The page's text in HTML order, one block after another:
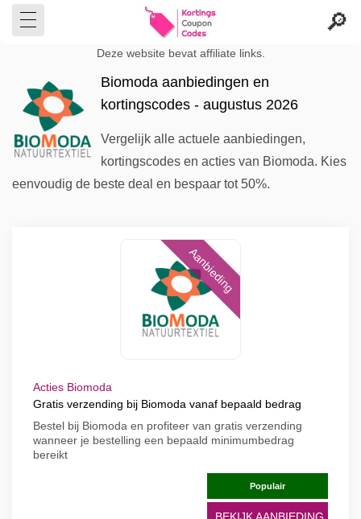
Deze website bevat affiliate links.
Biomoda aanbiedingen en
kortingscodes - augustus 2026
Vergelijk alle actuele aanbiedingen,
kortingscodes en acties van Biomoda. Kies
eenvoudig de beste deal en bespaar tot 50%.
Aanbieding
Acties Biomoda
Gratis verzending bij Biomoda vanaf bepaald bedrag
Bestel bij Biomoda en profiteer van gratis verzending
wanneer je bestelling een bepaald minimumbedrag
bereikt
Populair